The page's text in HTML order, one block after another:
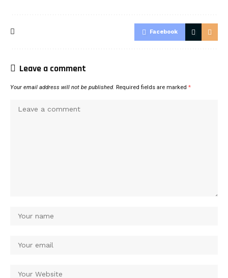
Facebook
Leave a comment
Your email address will not be published. Required fields are marked *